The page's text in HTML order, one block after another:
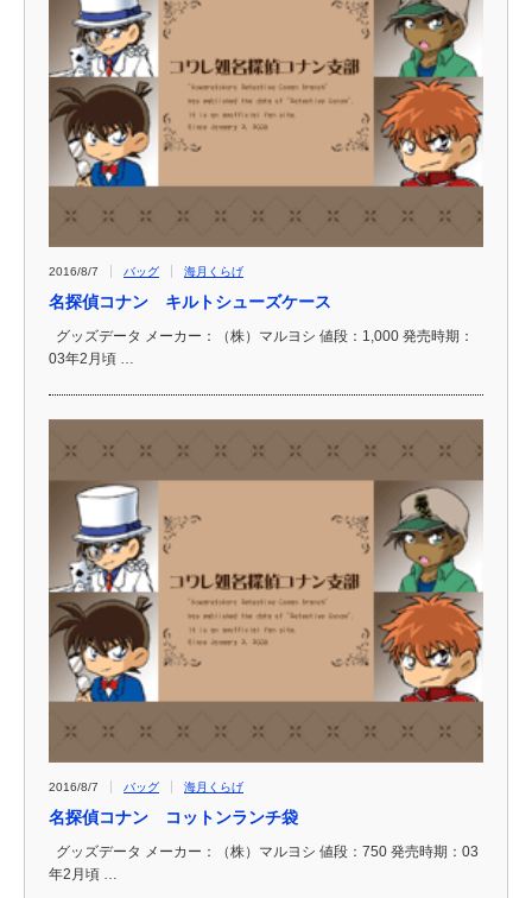
2016/8/7 バッグ 海月くらげ
名探偵コナン キルトシューズケース
グッズデータ メーカー：（株）マルヨシ 値段：1,000 発売時期：
03年2月頃 …
2016/8/7 バッグ 海月くらげ
名探偵コナン コットンランチ袋
グッズデータ メーカー：（株）マルヨシ 値段：750 発売時期：03
年2月頃 …